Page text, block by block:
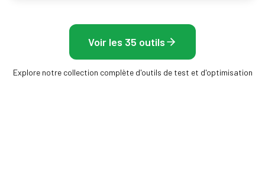
Voir les 35 outils
Explore notre collection complète d'outils de test et d'optimisation